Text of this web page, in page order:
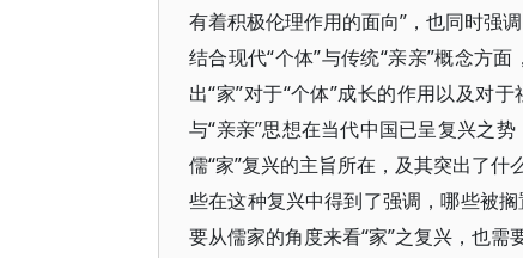
有着积极伦理作用的面向”，也同时强
结合现代“个体”与传统“亲亲”概念方
出“家”对于“个体”成长的作用以及对
与“亲亲”思想在当代中国已呈复兴之
儒“家”复兴的主旨所在，及其突出了
些在这种复兴中得到了强调，哪些被
要从儒家的角度来看“家”之复兴，也需